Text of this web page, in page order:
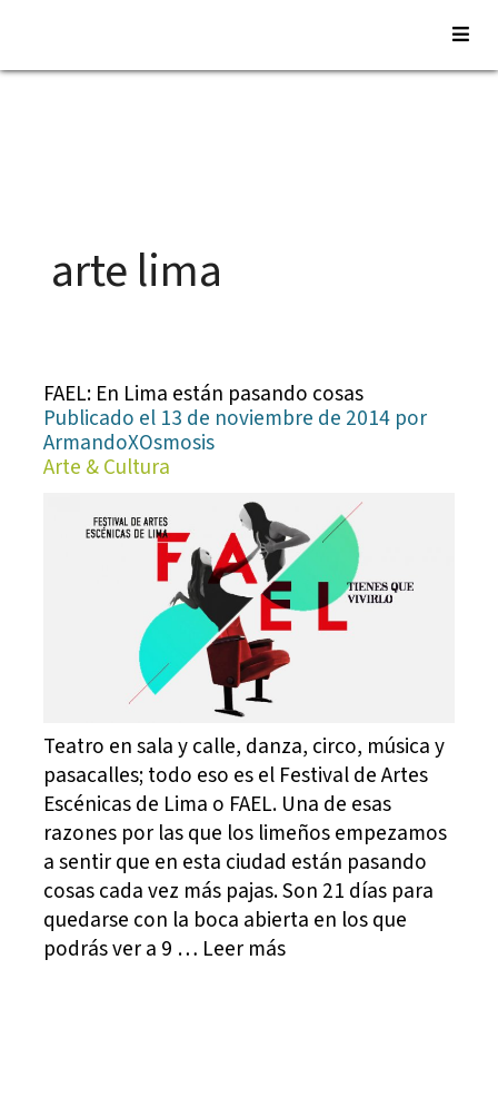
Saltar
arte lima
FAEL: En Lima están pasando cosas
Publicado el 13 de noviembre de 2014 por
ArmandoXOsmosis
Arte & Cultura
Teatro en sala y calle, danza, circo, música y
pasacalles; todo eso es el Festival de Artes
Escénicas de Lima o FAEL. Una de esas
razones por las que los limeños empezamos
a sentir que en esta ciudad están pasando
cosas cada vez más pajas. Son 21 días para
quedarse con la boca abierta en los que
podrás ver a 9 … Leer más